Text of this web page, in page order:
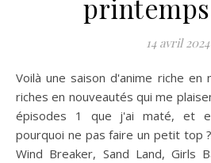
printemps
14 avril 2024
Voilà une saison d'anime riche en nouveautés et, surtout,
riches en nouveautés qui me
épisodes 1 que j'ai maté, et
pourquoi ne pas faire un petit top
Wind Breaker, Sand Land, Girls